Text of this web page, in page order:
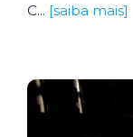
C... [saiba mais]